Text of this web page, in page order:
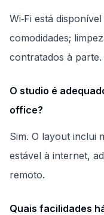
Wi‑Fi está
comodidades;
contratados à parte.
O studio é
office?
Sim. O layout inclui
estável à internet,
remoto.
Quais facilidades